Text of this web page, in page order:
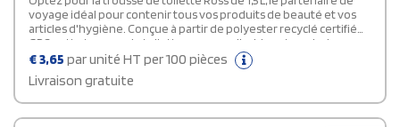
voyage idéal pour contenir tous vos produits de beauté et vos
articles d'hygiène. Conçue à partir de polyester recyclé certifié
GRS, cette trousse de toilette personnalisable est un choix
respectueux de l'environnement. Accessoire ultra pratique au
quotidien, elle est équipée d'un compartiment principal zippé,
d'une poche avant et d'une boucle pour la sangle. Sa capacité est
de 1,5 litres.
€3,65 par unité HT per 100 pièces
Livraison gratuite